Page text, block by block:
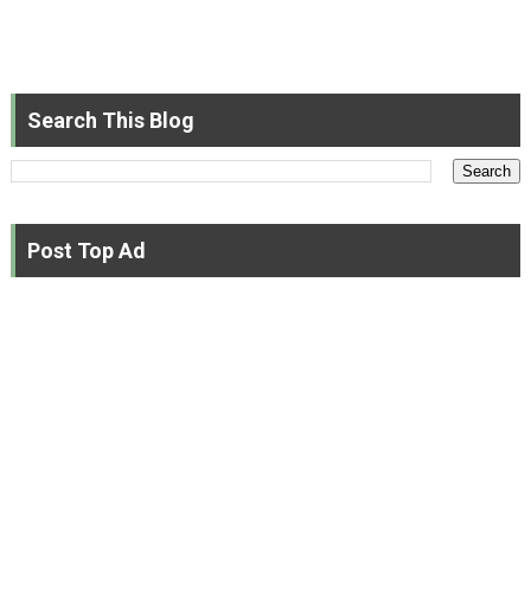
Search This Blog
Post Top Ad